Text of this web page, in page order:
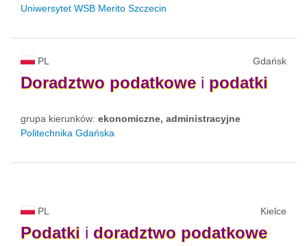
Uniwersytet WSB Merito Szczecin
PL Gdańsk
Doradztwo podatkowei podatki
grupa kierunków: ekonomiczne, administracyjne
Politechnika Gdańska
PL Kielce
Podatki i doradztwo podatkowe